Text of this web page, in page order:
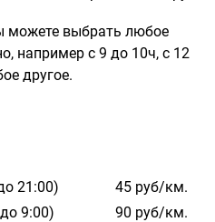
можете выбрать любое
например с 9 до 10ч, с 12
другое.
21:00)
45 руб/км.
9:00)
90 руб/км.